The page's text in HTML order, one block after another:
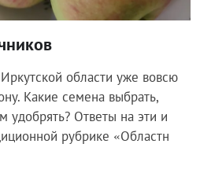
области уже вовсю
Какие семена выбрать,
удобрять? Ответы на эти и
рубрике «Областн